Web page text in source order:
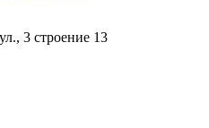
3 строение 13